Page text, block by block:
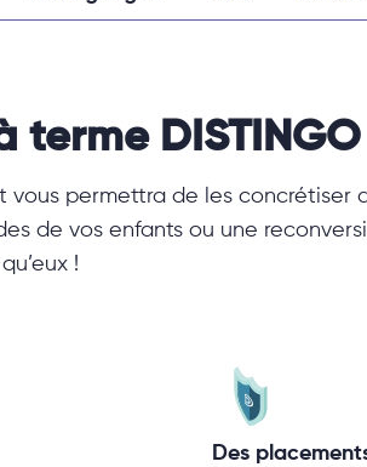
terme
vous permettra de les concrétiser
de vos enfants ou une
!
Des